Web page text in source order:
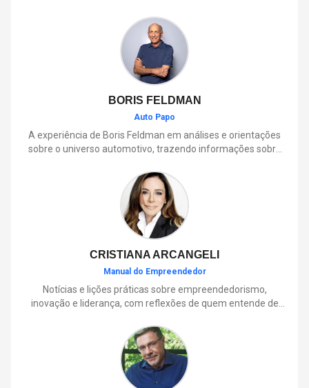
BORIS FELDMAN
Auto Papo
A experiência de Boris Feldman em análises e orientações
sobre o universo automotivo, trazendo informações sobre
que envolve o dia a dia dos motoristas.
CRISTIANA ARCANGELI
Manual do Empreendedor
Notícias e lições práticas sobre empreendedorismo,
inovação e liderança, com reflexões de quem entende de